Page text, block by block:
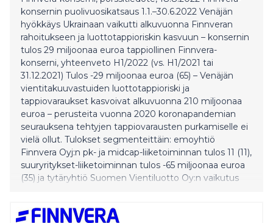
konsernin puolivuosikatsaus 1.1.–30.6.2022 Venäjän
hyökkäys Ukrainaan vaikutti alkuvuonna Finnveran
rahoitukseen ja luottotappioriskin kasvuun – konsernin
tulos 29 miljoonaa euroa tappiollinen Finnvera-
konserni, yhteenveto H1/2022 (vs. H1/2021 tai
31.12.2021) Tulos -29 miljoonaa euroa (65) – Venäjän
vientitakuuvastuiden luottotappioriski ja
tappiovaraukset kasvoivat alkuvuonna 210 miljoonaa
euroa – perusteita vuonna 2020 koronapandemian
seurauksena tehtyjen tappiovarausten purkamiselle ei
vielä ollut. Tulokset segmenteittäin: emoyhtiö
Finnvera Oyj:n pk- ja midcap-liiketoiminnan tulos 11 (11),
suuryritykset-liiketoiminnan tulos -65 miljoonaa euroa
(35) ja tytäryhtiö Suomen Vientiluotto Oy:n vaikutus
miljoonaa euroa (38). Tase 12,8 miljardia euroa (12,2) –